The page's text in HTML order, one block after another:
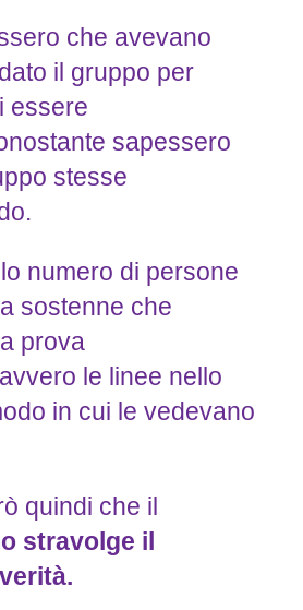
che avevano
il gruppo per
essere
sapessero
stesse
numero di persone
sostenne che
prova
le linee nello
in cui le vedevano
quindi che il
stravolge il
verità.